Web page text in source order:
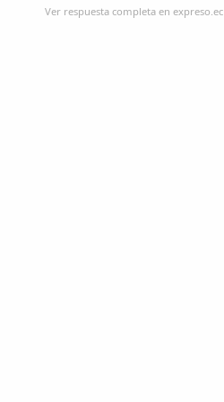
Ver respuesta completa en expreso.ec